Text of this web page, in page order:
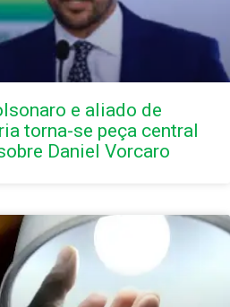
e aliado de
torna-se peça central
Daniel Vorcaro